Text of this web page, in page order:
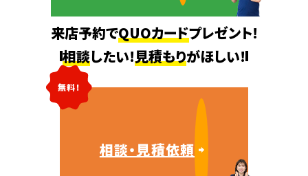
来店予約でQUOカードプレゼント!
相談したい!見積もりがほしい!
無料!
相談・見積依頼